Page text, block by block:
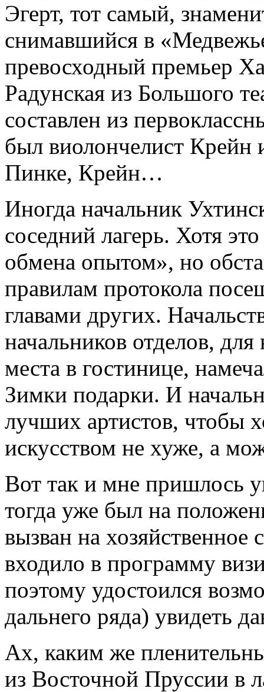
Эгерт, тот самый,
снимавшийся в
превосходный премьер
Радунская из Большого
составлен из
был виолончелист Крейн
Пинке, Крейн…
Иногда начальник
соседний лагерь. Хотя
обмена опытом», но
правилам протокола
главами других.
начальников отделов,
места в гостинице,
Зимки подарки. И
лучших артистов, чтобы
искусством не хуже, а
Вот так и мне пришлось
тогда уже был на
вызван на
входило в программу
поэтому удостоился
дальнего ряда) увидеть
Ах, каким же
из Восточной Пруссии в